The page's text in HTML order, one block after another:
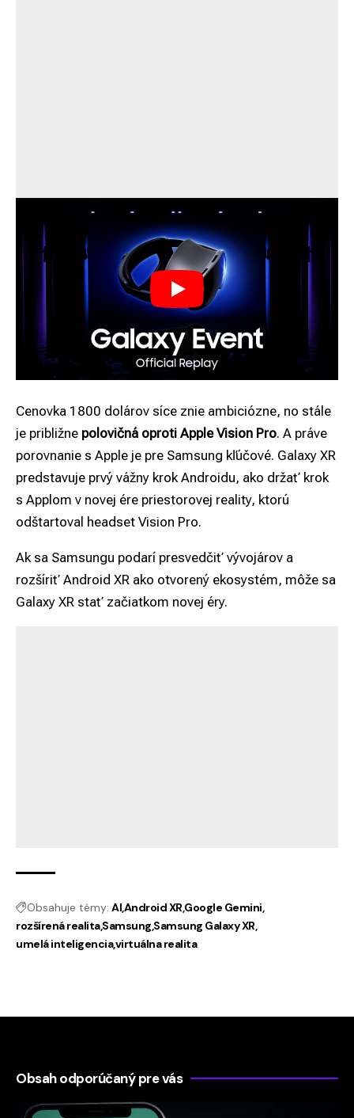
Cenovka 1800 dolárov síce znie ambiciózne, no stále
je približne polovičná oproti Apple Vision Pro. A práve
porovnanie s Apple je pre Samsung kľúčové. Galaxy XR
predstavuje prvý vážny krok Androidu, ako držať krok
s Applom v novej ére priestorovej reality, ktorú
odštartoval headset Vision Pro.
Ak sa Samsungu podarí presvedčiť vývojárov a
rozšíriť Android XR ako otvorený ekosystém, môže sa
Galaxy XR stať začiatkom novej éry.
Obsahuje témy: AIAndroid XRGoogle Gemini
rozšírená realitaSamsungSamsung Galaxy XR
umelá inteligenciavirtuálna realita
Obsah odporúčaný pre vás